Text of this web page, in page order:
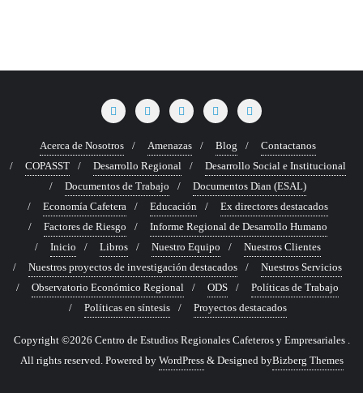
Acerca de Nosotros Amenazas Blog
Contactanos
COPASST
Desarrollo Regional
Desarrollo Social e Institucional
Documentos de Trabajo
Documentos Dian (ESAL)
Economía Cafetera
Educación
Ex directores destacados
Factores de Riesgo
Informe Regional de Desarrollo Humano
Inicio
Libros Nuestro Equipo
Nuestros Clientes
Nuestros proyectos de investigación destacados
Nuestros Servicios
Observatorio Económico Regional
ODS
Políticas de Trabajo
Políticas en síntesis
Proyectos destacados
Copyright ©2026 Centro de Estudios Regionales Cafeteros y Empresariales .
All rights reserved. Powered by WordPress & Designed byBizberg Themes